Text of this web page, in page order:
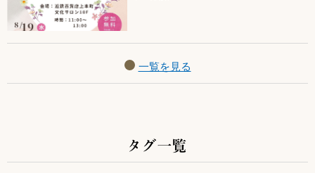
一覧を見る
タグ一覧